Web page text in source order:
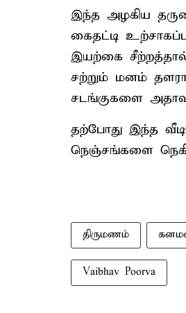
இந்த அழகிய
கைதட்டி
இயற்கை சீற்றத்தால்
சற்றும் மனம்
சடங்குகளை
தற்போது இந்த
நெஞ்சங்களை
திருமணம்
Vaibhav Poorva